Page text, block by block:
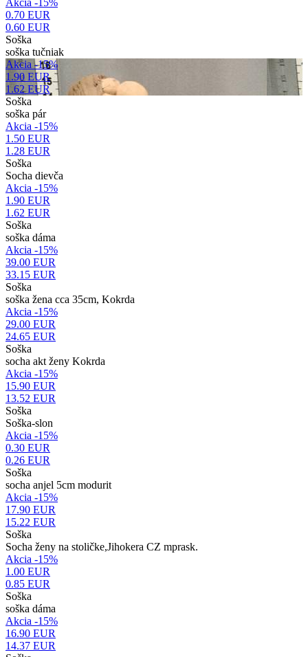
Akcia -15%
0.70 EUR
0.60 EUR
Soška
soška tučniak
Akcia -15%
1.90 EUR
1.62 EUR
Soška
soška pár
Akcia -15%
1.50 EUR
1.28 EUR
Soška
Socha dievča
Akcia -15%
1.90 EUR
1.62 EUR
Soška
soška dáma
Akcia -15%
39.00 EUR
33.15 EUR
Soška
soška žena cca 35cm, Kokrda
Akcia -15%
29.00 EUR
24.65 EUR
Soška
socha akt ženy Kokrda
Akcia -15%
15.90 EUR
13.52 EUR
Soška
Soška-slon
Akcia -15%
0.30 EUR
0.26 EUR
Soška
socha anjel 5cm modurit
Akcia -15%
17.90 EUR
15.22 EUR
Soška
Socha ženy na stoličke,Jihokera CZ mprask.
Akcia -15%
1.00 EUR
0.85 EUR
Soška
soška dáma
Akcia -15%
16.90 EUR
14.37 EUR